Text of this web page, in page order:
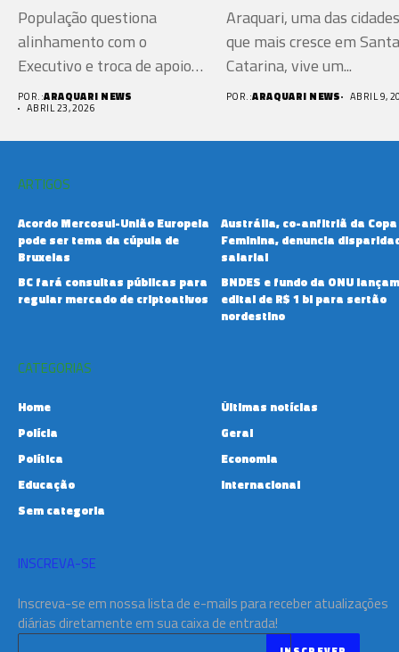
População questiona
alinhamento com o
Executivo e troca de apoio
por cargos...
POR.:ARAQUARI NEWS
ABRIL 23, 2026
Araquari, uma das cidades
que mais cresce em Santa
Catarina, vive um...
POR.:ARAQUARI NEWS ABRIL 9,
ARTIGOS
Acordo Mercosul-União Europeia
pode ser tema da cúpula de
Bruxelas
Austrália, co-anfitriã da Copa
Feminina, denuncia
salarial
BC fará consultas públicas para
regular mercado de criptoativos
BNDES e fundo da ONU lançam
edital de R$ 1 bi para sertão
nordestino
CATEGORIAS
Home
Últimas notícias
Polícia
Geral
Política
Economia
Educação
Internacional
Sem categoria
INSCREVA-SE
Inscreva-se em nossa lista de e-mails para receber atualizações
diárias diretamente em sua caixa de entrada!